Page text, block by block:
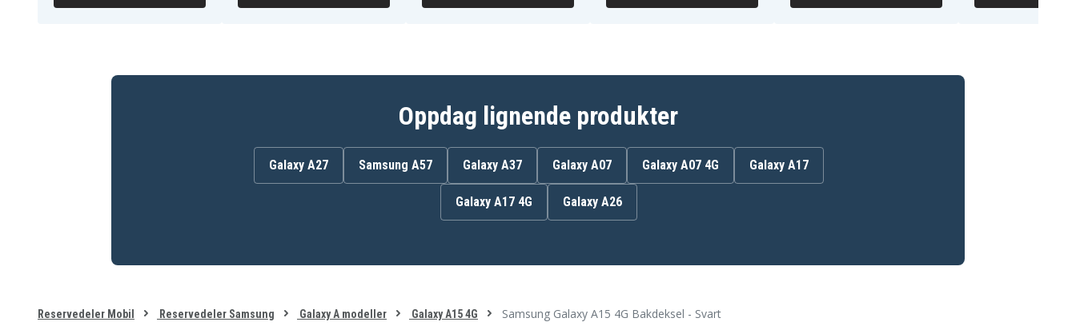
Oppdag lignende produkter
Galaxy A27 Samsung A57 Galaxy A37 Galaxy A07 Galaxy A07 4G Galaxy A17
Galaxy A17 4G Galaxy A26
Reservedeler Mobil Reservedeler Samsung Galaxy A modeller Galaxy A15 4G Samsung Galaxy A15 4G Bakdeksel - Svart